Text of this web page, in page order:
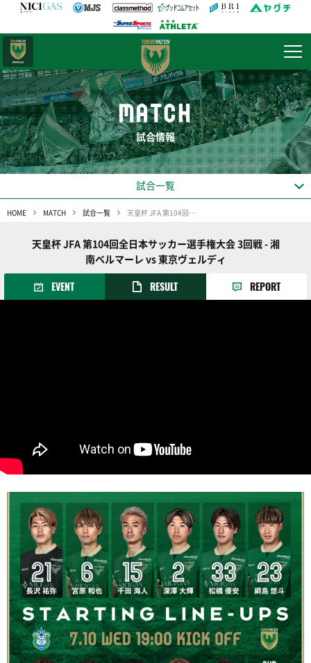
MATCH
試合情報
試合一覧
HOME MATCH 試合一覧 天皇杯 JFA 第104回全日本サッカー選手権大会 3回戦
天皇杯 JFA 第104回全日本サッカー選手権大会 3回戦 - 湘
南ベルマーレ vs 東京ヴェルディ
EVENT RESULT REPORT